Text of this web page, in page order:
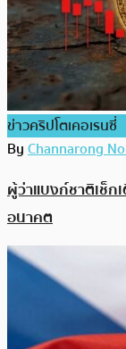
ข่าวคริปโตเคอเรนซี่
ByChannarong
ผู้ว่าแบงก์ชาติเช็ก
อนาคต